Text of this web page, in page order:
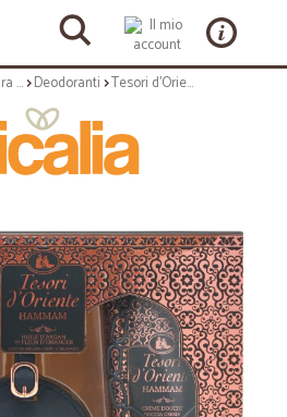
Igiene e cura personale Deodoranti Tesori d'Oriente confezione 3 pz. hammam olio argan